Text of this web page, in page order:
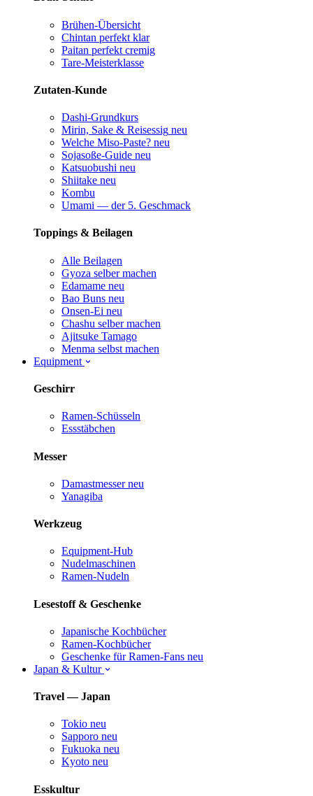
Brühen-Übersicht
Chintan perfekt klar
Paitan perfekt cremig
Tare-Meisterklasse
Zutaten-Kunde
Dashi-Grundkurs
Mirin, Sake & Reisessig neu
Welche Miso-Paste? neu
Sojasoße-Guide neu
Katsuobushi neu
Shiitake neu
Kombu
Umami — der 5. Geschmack
Toppings & Beilagen
Alle Beilagen
Gyoza selber machen
Edamame neu
Bao Buns neu
Onsen-Ei neu
Chashu selber machen
Ajitsuke Tamago
Menma selbst machen
Equipment
Geschirr
Ramen-Schüsseln
Essstäbchen
Messer
Damastmesser neu
Yanagiba
Werkzeug
Equipment-Hub
Nudelmaschinen
Ramen-Nudeln
Lesestoff & Geschenke
Japanische Kochbücher
Ramen-Kochbücher
Geschenke für Ramen-Fans neu
Japan & Kultur
Travel — Japan
Tokio neu
Sapporo neu
Fukuoka neu
Kyoto neu
Esskultur